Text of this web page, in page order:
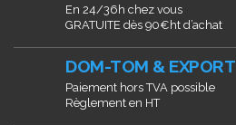
En 24/36h chez vous
GRATUITE dès 90€ht d’achat
DOM-TOM & EXPORT
Paiement hors TVA possible
Règlement en HT